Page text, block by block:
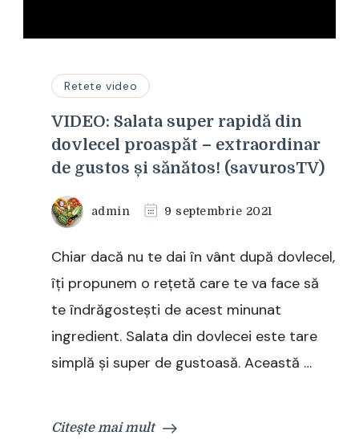
Retete video
VIDEO: Salata super rapidă din
dovlecel proaspăt – extraordinar
de gustos și sănătos! (savurosTV)
admin 9 septembrie 2021
Chiar dacă nu te dai în vânt după dovlecel,
îți propunem o rețetă care te va face să
te îndrăgostești de acest minunat
ingredient. Salata din dovlecei este tare
simplă și super de gustoasă. Această …
Citește mai mult